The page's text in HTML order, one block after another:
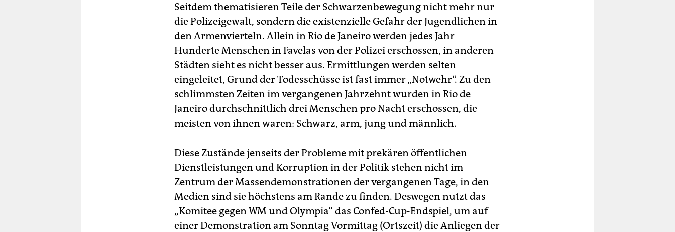
Seitdem thematisieren Teile der Schwarzenbewegung nicht mehr nur
die Polizeigewalt, sondern die existenzielle Gefahr der Jugendlichen in
den Armenvierteln. Allein in Rio de Janeiro werden jedes Jahr
Hunderte Menschen in Favelas von der Polizei erschossen, in anderen
Städten sieht es nicht besser aus. Ermittlungen werden selten
eingeleitet, Grund der Todesschüsse ist fast immer „Notwehr“. Zu den
schlimmsten Zeiten im vergangenen Jahrzehnt wurden in Rio de
Janeiro durchschnittlich drei Menschen pro Nacht erschossen, die
meisten von ihnen waren: Schwarz, arm, jung und männlich.
Diese Zustände jenseits der Probleme mit prekären öffentlichen
Dienstleistungen und Korruption in der Politik stehen nicht im
Zentrum der Massendemonstrationen der vergangenen Tage, in den
Medien sind sie höchstens am Rande zu finden. Deswegen nutzt das
„Komitee gegen WM und Olympia“ das Confed-Cup-Endspiel, um auf
einer Demonstration am Sonntag Vormittag (Ortszeit) die Anliegen der